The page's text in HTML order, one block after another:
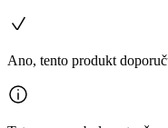
Ano, tento produkt